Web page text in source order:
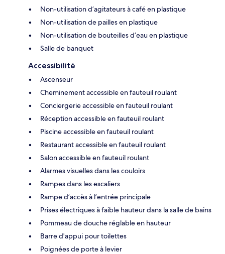
Non-utilisation d’agitateurs à café en plastique
Non-utilisation de pailles en plastique
Non-utilisation de bouteilles d’eau en plastique
Salle de banquet
Accessibilité
Ascenseur
Cheminement accessible en fauteuil roulant
Conciergerie accessible en fauteuil roulant
Réception accessible en fauteuil roulant
Piscine accessible en fauteuil roulant
Restaurant accessible en fauteuil roulant
Salon accessible en fauteuil roulant
Alarmes visuelles dans les couloirs
Rampes dans les escaliers
Rampe d’accès à l’entrée principale
Prises électriques à faible hauteur dans la salle de bains
Pommeau de douche réglable en hauteur
Barre d'appui pour toilettes
Poignées de porte à levier